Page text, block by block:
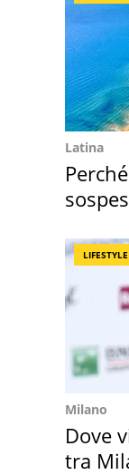
Latina
LIFESTYLE
Milano
Dove
tra